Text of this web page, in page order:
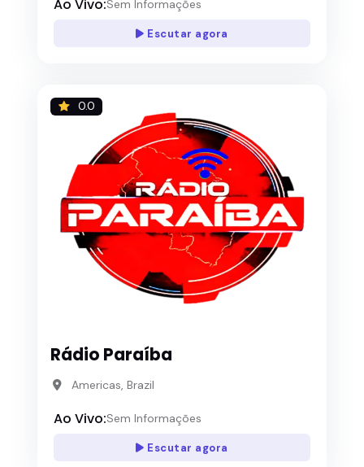
Ao Vivo:Sem Informações
Escutar agora
0.0
Rádio Paraíba
Americas, Brazil
Ao Vivo:Sem Informações
Escutar agora